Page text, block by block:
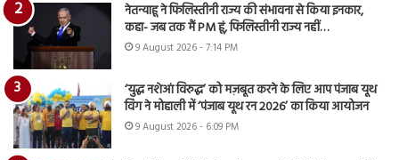
नेतन्याहू ने फिलिस्तीनी राज्य की संभावना से किया इनकार,
कहा- जब तक मैं PM हूं, फिलिस्तीनी राज्य नहीं…
9 August 2026 - 7:14 PM
‘युद्ध नशेआं विरुद्ध’ को मज़बूत करने के लिए आप पंजाब यूथ
विंग ने मोहाली में ‘पंजाब यूथ रन 2026’ का किया आयोजन
9 August 2026 - 6:09 PM